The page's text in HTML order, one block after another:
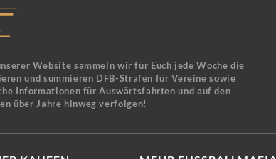
Website sammeln wir für Euch jede Woche die
und summieren DFB-Strafen für Vereine sowie
Informationen für Auswärtsfahrten und auf den
über Jahre hinweg verfolgen!